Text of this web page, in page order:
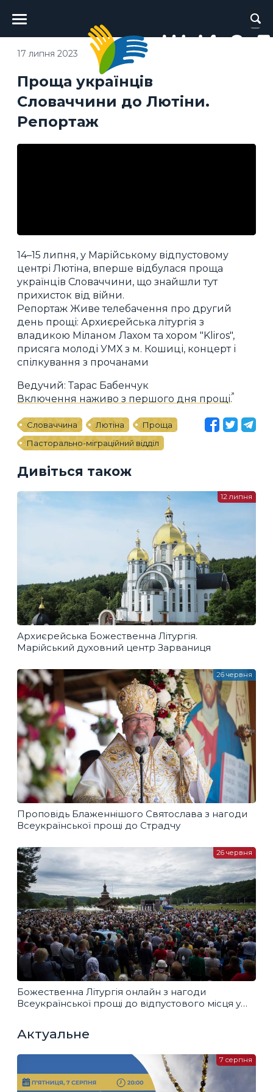
Головне
меню
Проща українців
Словаччини до Лютіни.
Репортаж
17 липня 2023
14–15 липня, у Марійському відпустовому
центрі Лютіна, вперше відбулася проща
українців Словаччини, що знайшли тут
прихисток від війни.
Репортаж Живе телебачення про другий
день прощі: Архиєрейська літургія з
владикою Міланом Лахом та хором "Kliros",
присяга молоді УМХ з м. Кошиці, концерт і
спілкування з прочанами
Ведучий: Тарас Бабенчук
Включення наживо з першого дня прощі.
Словаччина Лютіна
Проща
Пасторально-міграційний відділ
Дивіться також
Архиєрейська Божественна Літургія.
Марійський духовний центр Зарваниця
12 липня
Проповідь Блаженнішого Святослава з нагоди
Всеукраїнської прощі до Страдчу
26 червня
Божественна Літургія онлайн з нагоди
Всеукраїнської прощі до відпустового місця у
26 червня
Актуальне
7 серпня